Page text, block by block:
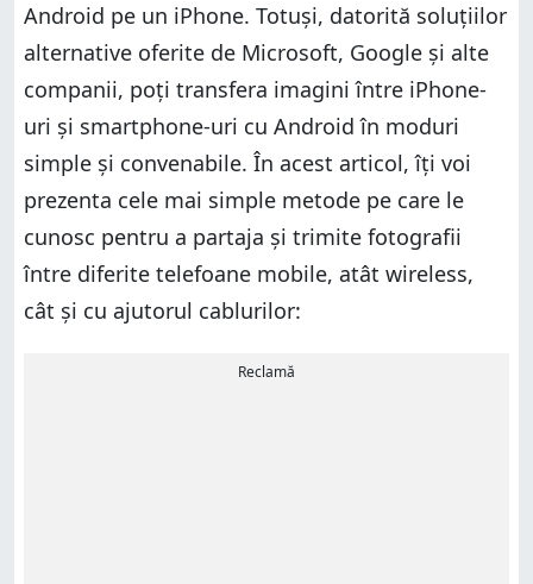
Android pe un iPhone. Totuși, datorită soluțiilor
alternative oferite de Microsoft, Google și alte
companii, poți transfera imagini între iPhone-
uri și smartphone-uri cu Android în moduri
simple și convenabile. În acest articol, îți voi
prezenta cele mai simple metode pe care le
cunosc pentru a partaja și trimite fotografii
între diferite telefoane mobile, atât wireless,
cât și cu ajutorul cablurilor:
Reclamă